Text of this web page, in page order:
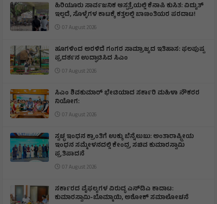
ಹಿರಿಯೂರು ಸಾರ್ವಜನಿಕ ಆಸ್ಪತ್ರೆಯಲ್ಲಿ ಕೆನಾಪಿ ಕುಸಿತ: ವಿದ್ಯುತ್‌
ಇಲ್ಲದೆ, ಸೊಳ್ಳೆಗಳ ಕಾಟಕ್ಕೆ ಕತ್ತಲಲ್ಲಿ ಬಾಣಂತಿಯರ ಪರದಾಟ!
07 August 2026
ಹೂಗಳಿಂದ ಅರಳಿದೆ ಗಂಗರ ಸಾಮ್ರಾಜ್ಯದ ಇತಿಹಾಸ: ಫಲಪುಷ್ಪ
ಪ್ರದರ್ಶನ ಉದ್ಘಾಟಿಸಿದ ಸಿಎಂ
07 August 2026
ಸಿಎಂ ಶಿವಕುಮಾರ್‌ ಭೇಟಿಯಾದ ಸರ್ಕಾರಿ ಮಹಿಳಾ ನೌಕರರ
ನಿಯೋಗ:
07 August 2026
ಸ್ವಚ್ಛ ಇಂಧನ ಕ್ರಾಂತಿಗೆ ಉಕ್ಕು ಬೆನ್ನೆಲುಬು: ಅಂತಾರಾಷ್ಟ್ರೀಯ
ಇಂಧನ ಸಮ್ಮೇಳನದಲ್ಲಿ ಕೇಂದ್ರ ಸಚಿವ ಕುಮಾರಸ್ವಾಮಿ
ಪ್ರತಿಪಾದನೆ
07 August 2026
ಸರ್ಕಾರದ ವೈಫಲ್ಯಗಳ ವಿರುದ್ಧ ಎನ್‌ಡಿಎ ಕಾದಾಟ:
ಕುಮಾರಸ್ವಾಮಿ-ಬೊಮ್ಮಾಯಿ, ಅಶೋಕ್ ಸಮಾಲೋಚನೆ